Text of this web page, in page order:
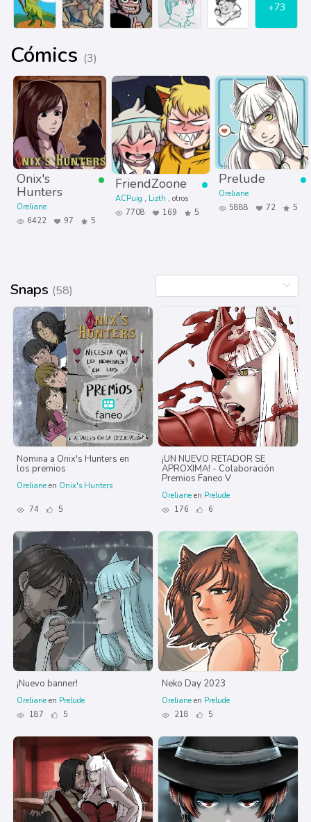
+73
Cómics (3)
Onix's
Hunters
Oreliane
6422
97 5
FriendZoone
ACPuig Lizth
otros
7708
169 5
Prelude
Oreliane
5888
72 5
Snaps (58)
Nomina a Onix's Hunters en
los premios
Oreliane en Onix's Hunters
74 5
¡UN NUEVO RETADOR SE
APROXIMA! - Colaboración
Premios Faneo V
Oreliane en Prelude
176
6
¡Nuevo banner!
Oreliane en Prelude
187
5
Neko Day 2023
Oreliane en Prelude
218
5